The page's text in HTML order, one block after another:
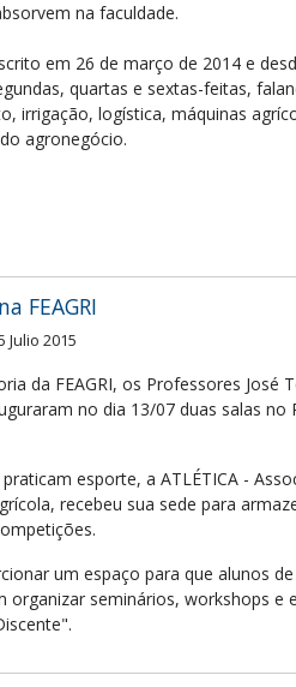
na faculdade.
em 26 de março de 2014 e
quartas e sextas-feitas,
irrigação, logística, máquinas
agronegócio.
FEAGRI
Julio 2015
da FEAGRI, os Professores José
no dia 13/07 duas salas no
esporte, a ATLÉTICA -
recebeu sua sede para
um espaço para que alunos de
organizar seminários, workshops e